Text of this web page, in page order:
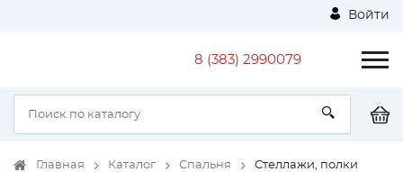
Войти
8 (383) 2990079
Главная Каталог Спальня Стеллажи, полки